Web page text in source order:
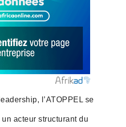
l’ATOPPEL se
acteur structurant du